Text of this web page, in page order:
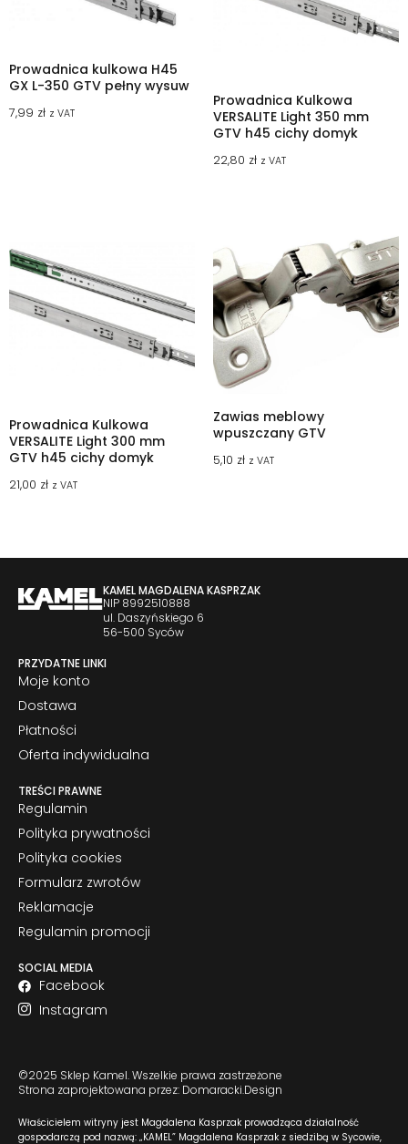
Prowadnica kulkowa H45
GX L-350 GTV pełny wysuw
7,99 zł z VAT
Prowadnica Kulkowa
VERSALITE Light 350 mm
GTV h45 cichy domyk
22,80 zł z VAT
Prowadnica Kulkowa
VERSALITE Light 300 mm
GTV h45 cichy domyk
21,00 zł z VAT
Zawias meblowy
wpuszczany GTV
5,10 zł z VAT
KAMEL MAGDALENA KASPRZAK
NIP 8992510888
ul. Daszyńskiego 6
56-500 Syców
PRZYDATNE LINKI
Moje konto
Dostawa
Płatności
Oferta indywidualna
TREŚCI PRAWNE
Regulamin
Polityka prywatności
Polityka cookies
Formularz zwrotów
Reklamacje
Regulamin promocji
SOCIAL MEDIA
Facebook
Instagram
©2025 Sklep Kamel. Wszelkie prawa zastrzeżone
Strona zaprojektowana przez: Domaracki.Design
Właścicielem witryny jest Magdalena Kasprzak prowadząca działalność
gospodarczą pod nazwą: „KAMEL” Magdalena Kasprzak z siedzibą w Sycowie,